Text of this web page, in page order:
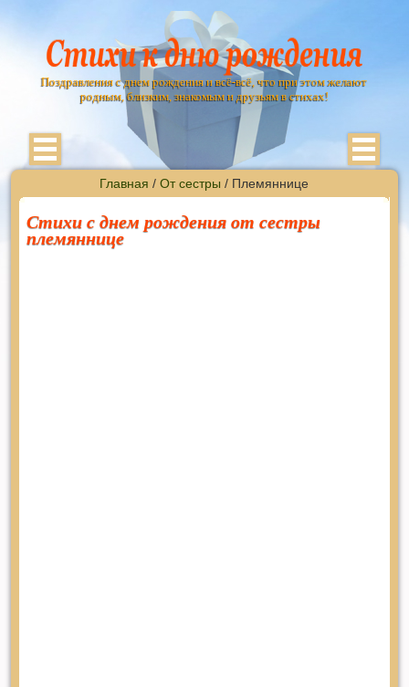
Поздравления с днем рождения и всё-всё, что при этом желают
родным, близким, знакомым и друзьям в стихах!
Главная /От сестры / Племяннице
Стихи с днем рождения от сестры
племяннице